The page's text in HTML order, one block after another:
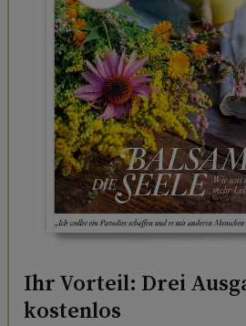
Ihr Vorteil: Drei
kostenlos